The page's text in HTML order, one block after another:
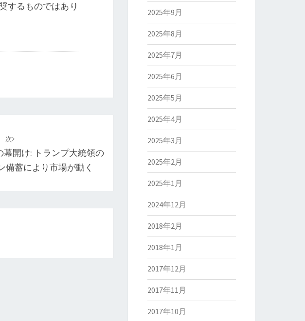
するものではあり
次
幕開け: トランプ大統領の
備蓄により市場が動く
2025年9月
2025年8月
2025年7月
2025年6月
2025年5月
2025年4月
2025年3月
2025年2月
2025年1月
2024年12月
2018年2月
2018年1月
2017年12月
2017年11月
2017年10月